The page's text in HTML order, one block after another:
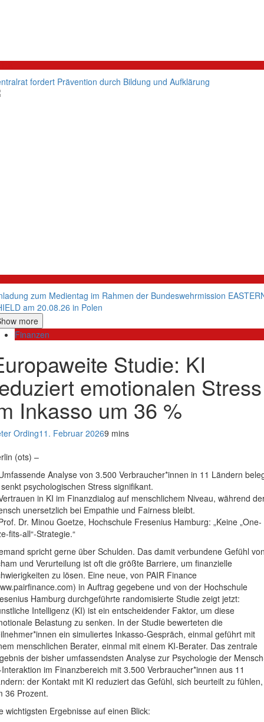
fordert Prävention durch Bildung und Aufklärung
zum Medientag im Rahmen der Bundeswehrmission
am 20.08.26 in Polen
more
Finanzen
Studie: KI
emotionalen Stress
Inkasso um 36 %
Ording11. Februar 20269 mins
(ots) –
Analyse von 3.500 Verbraucher*innen in 11 Ländern
psychologischen Stress signifikant.
in KI im Finanzdialog auf menschlichem Niveau, während
unersetzlich bei Empathie und Fairness bleibt.
Dr. Minou Goetze, Hochschule Fresenius Hamburg: „Keine „One-
fits-all“-Strategie.“
spricht gerne über Schulden. Das damit verbundene Gefühl
und Verurteilung ist oft die größte Barriere, um finanzielle
zu lösen. Eine neue, von PAIR Finance
in Auftrag gegebene und von der Hochschule
Hamburg durchgeführte randomisierte Studie zeigt jetzt:
Intelligenz (KI) ist ein entscheidender Faktor, um diese
Belastung zu senken. In der Studie bewerteten die
ein simuliertes Inkasso-Gespräch, einmal geführt mit
menschlichen Berater, einmal mit einem KI-Berater. Das zentrale
der bisher umfassendsten Analyse zur Psychologie der
im Finanzbereich mit 3.500 Verbraucher*innen aus 11
der Kontakt mit KI reduziert das Gefühl, sich beurteilt zu fühlen,
36 Prozent.
wichtigsten Ergebnisse auf einen Blick: